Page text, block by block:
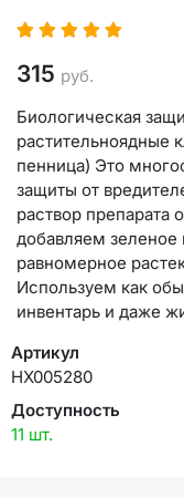
315 руб.
Биологическая
растительноядные
пенница) Это
защиты от
раствор препарата
добавляем
равномерное
Используем как
инвентарь и даже
Артикул
НХ005280
Доступность
11 шт.